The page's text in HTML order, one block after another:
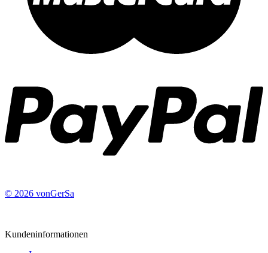
© 2026 vonGerSa
Kundeninformationen